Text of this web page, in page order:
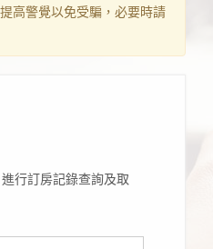
高警覺以免受騙，必要時請
行訂房記錄查詢及取